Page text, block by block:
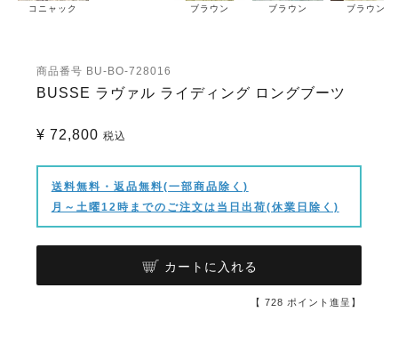
コニャック ブラウン ブラウン ブラウン
商品番号 BU-BO-728016
BUSSE ラヴァル ライディング ロングブーツ
¥ 72,800 税込
送料無料・返品無料(一部商品除く)
月～土曜12時までのご注文は当日出荷(休業日除く)
カートに入れる
【 728 ポイント進呈】